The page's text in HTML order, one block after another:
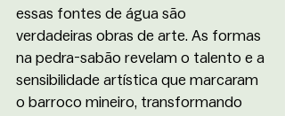
essas fontes de água são
verdadeiras obras de arte. As formas
na pedra-sabão revelam o talento e a
sensibilidade artística que marcaram
o barroco mineiro, transformando